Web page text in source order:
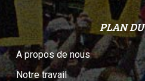
PLAN
A propos de nous
Notre travail